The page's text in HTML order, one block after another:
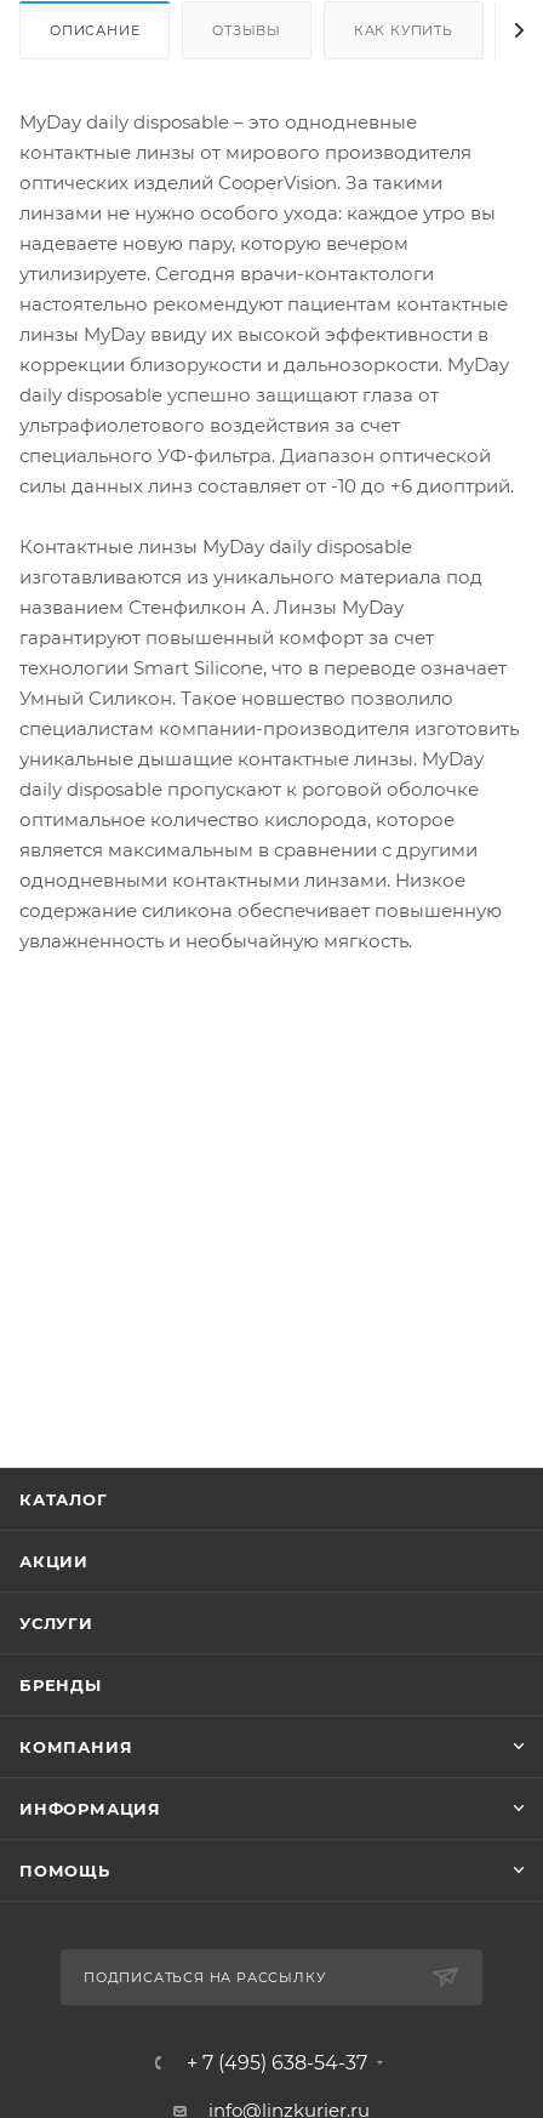
ОПИСАНИЕ ОТЗЫВЫ КАК КУПИТЬ
MyDay daily disposable – это однодневные
контактные линзы от мирового производителя
оптических изделий CooperVision. За такими
линзами не нужно особого ухода: каждое утро вы
надеваете новую пару, которую вечером
утилизируете. Сегодня врачи-контактологи
настоятельно рекомендуют пациентам контактные
линзы MyDay ввиду их высокой эффективности в
коррекции близорукости и дальнозоркости. MyDay
daily disposable успешно защищают глаза от
ультрафиолетового воздействия за счет
специального УФ-фильтра. Диапазон оптической
силы данных линз составляет от -10 до +6 диоптрий.
Контактные линзы MyDay daily disposable
изготавливаются из уникального материала под
названием Стенфилкон А. Линзы MyDay
гарантируют повышенный комфорт за счет
технологии Smart Silicone, что в переводе означает
Умный Силикон. Такое новшество позволило
специалистам компании-производителя изготовить
уникальные дышащие контактные линзы. MyDay
daily disposable пропускают к роговой оболочке
оптимальное количество кислорода, которое
является максимальным в сравнении с другими
однодневными контактными линзами. Низкое
содержание силикона обеспечивает повышенную
увлажненность и необычайную мягкость.
КАТАЛОГ
АКЦИИ
УСЛУГИ
БРЕНДЫ
КОМПАНИЯ
ИНФОРМАЦИЯ
ПОМОЩЬ
ПОДПИСАТЬСЯ НА РАССЫЛКУ
+ 7 (495) 638-54-37
info@linzkurier.ru